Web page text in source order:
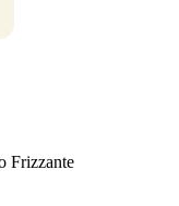
Frizzante